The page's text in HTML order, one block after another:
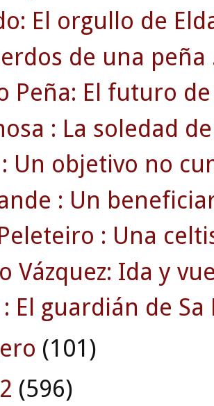
El orgullo de
de una peña
Peña: El futuro
: La soledad
Un objetivo no
: Un
: Una
Vázquez: Ida y
El guardián de Sa
(101)
(596)